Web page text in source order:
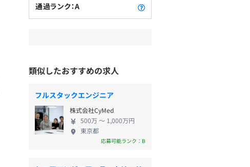
通過ランク：A
類似したおすすめの求人
フルスタックエンジニア
株式会社CyMed
500万 〜 1,000万円
東京都
応募可能ランク：B